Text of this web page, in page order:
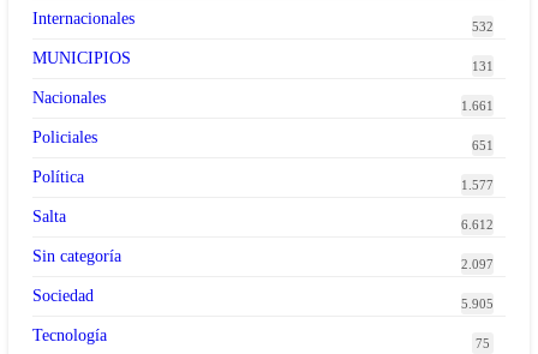
Internacionales 532
MUNICIPIOS 131
Nacionales 1.661
Policiales 651
Política 1.577
Salta 6.612
Sin categoría 2.097
Sociedad 5.905
Tecnología 75